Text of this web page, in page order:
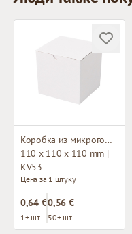
Коробка из микрогофрокартона
110 x 110 x 110 mm |
KV53
Цена за 1 штуку
0,64 €
1+ шт.
0,56 €
50+ шт.